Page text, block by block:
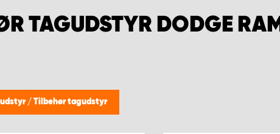
TAGUDSTYR DODGE RAM
/ Tilbehør tagudstyr